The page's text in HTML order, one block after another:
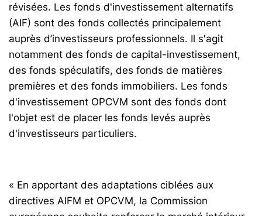
révisées. Les fonds d'investissement alternatifs
(AIF) sont des fonds collectés principalement
auprès d’investisseurs professionnels. Il s'agit
notamment des fonds de capital-investissement,
des fonds spéculatifs, des fonds de matières
premières et des fonds immobiliers. Les fonds
d'investissement OPCVM sont des fonds dont
l'objet est de placer les fonds levés auprès
d'investisseurs particuliers.
« En apportant des adaptations ciblées aux
directives AIFM et OPCVM, la Commission